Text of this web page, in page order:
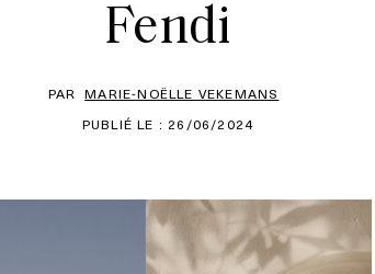
Fendi
PAR MARIE-NOËLLE VEKEMANS
PUBLIÉ LE : 26/06/2024